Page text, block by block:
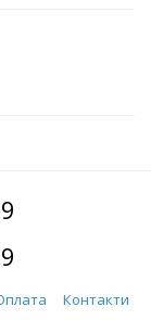
Контакти